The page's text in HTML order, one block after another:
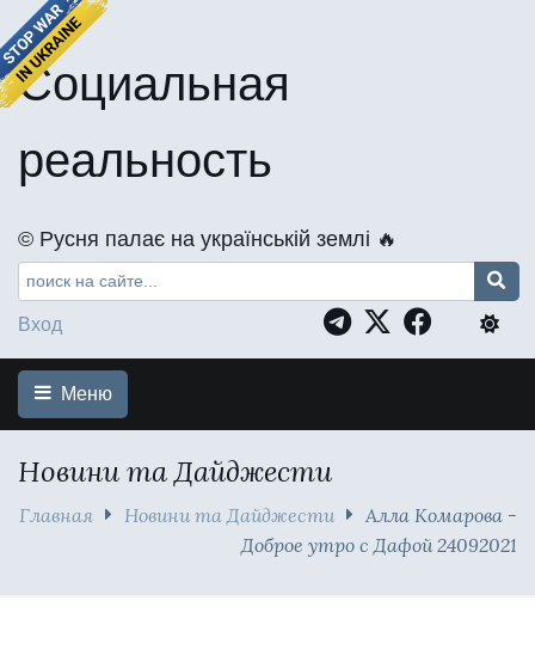
Социальная
реальность
©️ Русня палає на українській землі 🔥
Вход
Меню
Новини та Дайджести
Главная Новини та Дайджести
Алла Комарова -
Доброе утро с Дафой 24092021